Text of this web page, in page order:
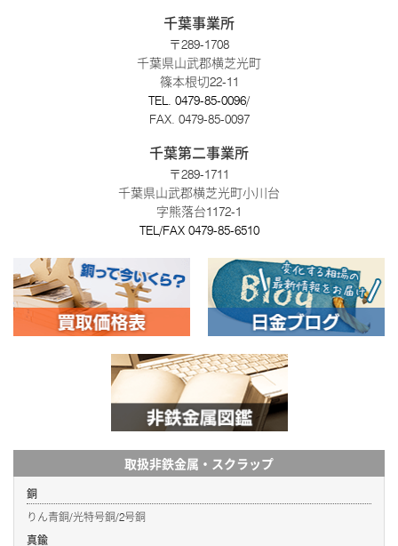
千葉事業所
〒289-1708
千葉県山武郡横芝光町
篠本根切22-11
TEL. 0479-85-0096/
FAX. 0479-85-0097
千葉第二事業所
〒289-1711
千葉県山武郡横芝光町小川台
字熊落台1172-1
TEL/FAX 0479-85-6510
取扱非鉄金属・スクラップ
銅
りん青銅/光特号銅/2号銅
真鍮